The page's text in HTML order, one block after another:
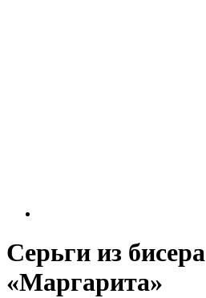
Серьги из бисера
«Маргарита»